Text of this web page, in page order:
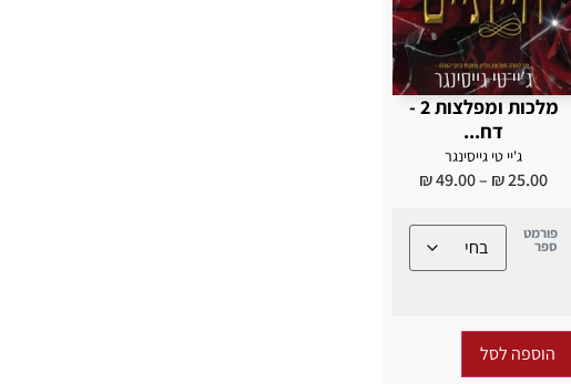
מלכות ומפלצות 2 -
דח...
ג'יי טי גייסינגר
₪25.00
–
₪49.00
פורמט
ספר
הוספה לסל